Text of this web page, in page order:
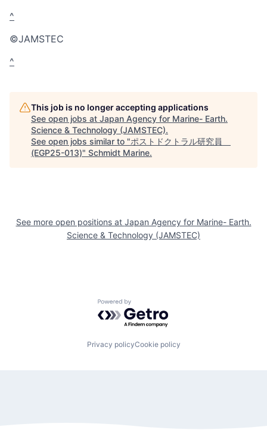
^
©JAMSTEC
^
This job is no longer accepting applications
See open jobs at Japan Agency for Marine- Earth.
Science & Technology (JAMSTEC).
See open jobs similar to "ポストドクトラル研究員
(EGP25-013)" Schmidt Marine.
See more open positions at Japan Agency for Marine- Earth.
Science & Technology (JAMSTEC)
Powered by Getro.com
Privacy policyCookie policy